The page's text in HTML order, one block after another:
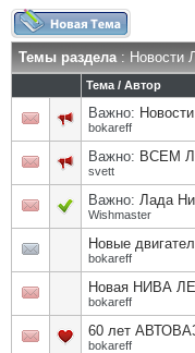
Темы раздела: Новости
Тема / Автор
Важно:
bokareff
Важно: ВСЕМ
svett
Важно: Лада
Wishmaster
Новые
bokareff
Новая НИВА
bokareff
60 лет
bokareff